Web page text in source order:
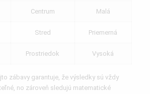
Centrum Malá
Stred Priemerná
Prostriedok Vysoká
zábavy garantuje, že výsledky sú vždy
no zároveň sledujú matematické